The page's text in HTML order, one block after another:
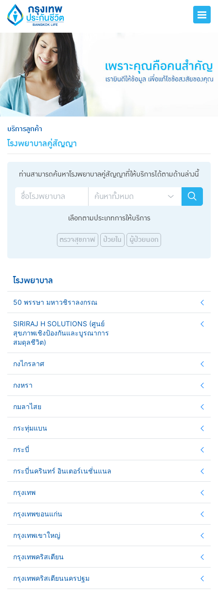
บริการลูกค้า
โรงพยาบาลคู่สัญญา
ท่านสามารถค้นหาโรงพยาบาลคู่สัญญาที่ให้บริการได้ตามด้านล่างนี้
เลือกตามประเภทการให้บริการ
ตรวจสุขภาพ ป่วยใน ผู้ป่วยนอก
โรงพยาบาล
50 พรรษา มหาวชิราลงกรณ
SIRIRAJ H SOLUTIONS (ศูนย์
สุขภาพเชิงป้องกันและบูรณาการ
สมดุลชีวิต)
กงไกรลาศ
กงหรา
กมลาไสย
กระทุ่มแบน
กระบี่
กระบี่นครินทร์ อินเตอร์เนชั่นแนล
กรุงเทพ
กรุงเทพขอนแก่น
กรุงเทพเขาใหญ่
กรุงเทพคริสเตียน
กรุงเทพคริสเตียนนครปฐม